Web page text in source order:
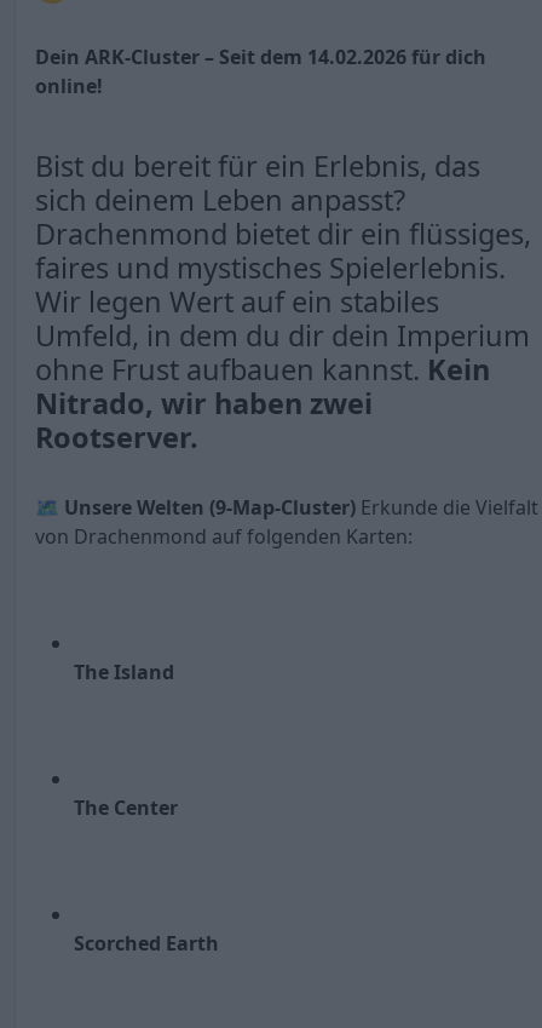
Dein ARK-Cluster – Seit dem 14.02.2026 für dich
online!
Bist du bereit für ein Erlebnis, das
sich deinem Leben anpasst?
Drachenmond bietet dir ein flüssiges,
faires und mystisches Spielerlebnis.
Wir legen Wert auf ein stabiles
Umfeld, in dem du dir dein Imperium
ohne Frust aufbauen kannst. Kein
Nitrado, wir haben zwei
Rootserver.
🗺️ Unsere Welten (9-Map-Cluster) Erkunde die Vielfalt
von Drachenmond auf folgenden Karten:
The Island
The Center
Scorched Earth